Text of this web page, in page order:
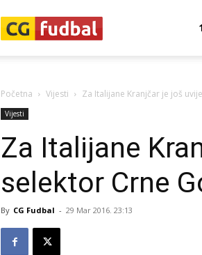
Početna Vijesti Za Italijane Kranjčar je još
Vijesti
Za Italijane
selektor Crne
By CG Fudbal - 29 Mar 2016. 23:13